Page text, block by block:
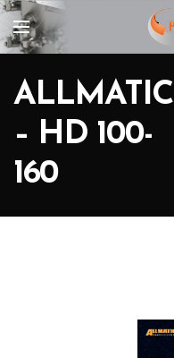
ALLMATIC
– HD 100-
160